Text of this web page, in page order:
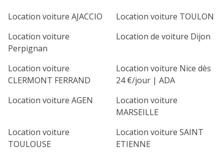
Location voiture AJACCIO
Location voiture TOULON
Location voiture
Perpignan
Location de voiture Dijon
Location voiture
CLERMONT FERRAND
Location voiture Nice dès
24 €/jour | ADA
Location voiture AGEN
Location voiture
MARSEILLE
Location voiture
TOULOUSE
Location voiture SAINT
ETIENNE